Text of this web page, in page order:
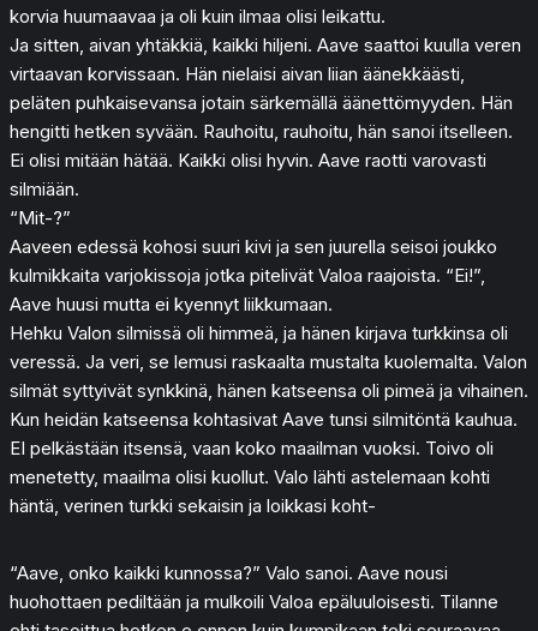
korvia huumaavaa ja oli kuin ilmaa olisi leikattu.
Ja sitten, aivan yhtäkkiä, kaikki hiljeni. Aave saattoi kuulla veren
virtaavan korvissaan. Hän nielaisi aivan liian äänekkäästi,
peläten puhkaisevansa jotain särkemällä äänettömyyden. Hän
hengitti hetken syvään. Rauhoitu, rauhoitu, hän sanoi itselleen.
Ei olisi mitään hätää. Kaikki olisi hyvin. Aave raotti varovasti
silmiään.
“Mit-?”
Aaveen edessä kohosi suuri kivi ja sen juurella seisoi joukko
kulmikkaita varjokissoja jotka pitelivät Valoa raajoista. “Ei!”,
Aave huusi mutta ei kyennyt liikkumaan.
Hehku Valon silmissä oli himmeä, ja hänen kirjava turkkinsa oli
veressä. Ja veri, se lemusi raskaalta mustalta kuolemalta. Valon
silmät syttyivät synkkinä, hänen katseensa oli pimeä ja vihainen.
Kun heidän katseensa kohtasivat Aave tunsi silmitöntä kauhua.
EI pelkästään itsensä, vaan koko maailman vuoksi. Toivo oli
menetetty, maailma olisi kuollut. Valo lähti astelemaan kohti
häntä, verinen turkki sekaisin ja loikkasi koht-
“Aave, onko kaikki kunnossa?” Valo sanoi. Aave nousi
huohottaen pediltään ja mulkoili Valoa epäluuloisesti. Tilanne